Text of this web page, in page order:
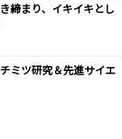
締まり、イキイキとし
ミツ研究＆先進サイエ